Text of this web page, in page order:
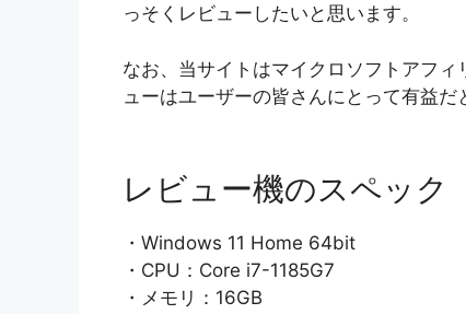
っそくレビューしたいと思います。
なお、当サイトはマイクロソフトアフ
ューはユーザーの皆さんにとって有益だ
レビュー機のスペック
・Windows 11 Home 64bit
・CPU：Core i7-1185G7
・メモリ：16GB